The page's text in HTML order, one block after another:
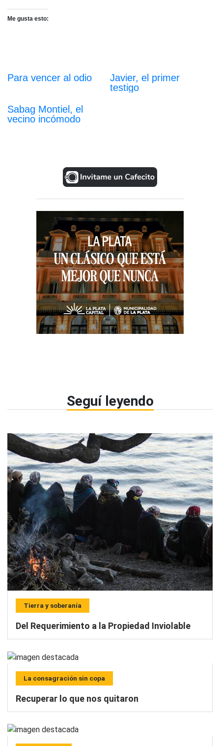
Me gusta esto:
Para vencer al odio
Javier, el primer
testigo
Sabag Montiel, el
vecino incómodo
Seguí leyendo
Tierra y soberanía
Del Requerimiento a la Propiedad Inviolable
La consagración sin copa
Recuperar lo que nos quitaron